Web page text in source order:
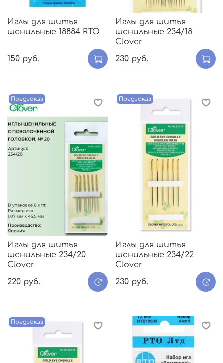
Иглы для шитья
шенильные 18884 RTO
150 руб.
Иглы для шитья
шенильные 234/18
Clover
230 руб.
Предзаказ
Иглы для шитья
шенильные 234/20
Clover
220 руб.
Предзаказ
Иглы для шитья
шенильные 234/22
Clover
230 руб.
Предзаказ